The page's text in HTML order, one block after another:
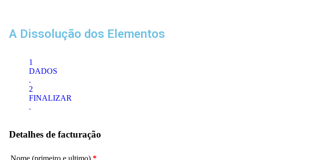
A Dissolução dos Elementos
1
DADOS
.
2
FINALIZAR
.
Detalhes de facturação